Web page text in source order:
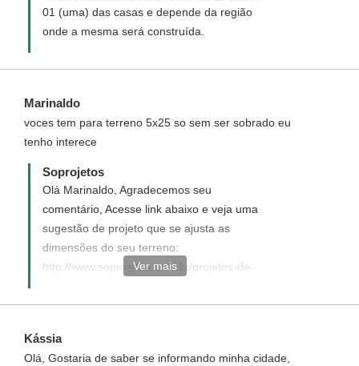
01 (uma) das casas e depende da região
onde a mesma será construída.
Marinaldo
voces tem para terreno 5x25 so sem ser sobrado eu
tenho interece
Soprojetos
Olá Marinaldo, Agradecemos seu
comentário, Acesse link abaixo e veja uma
sugestão de projeto que se ajusta as
dimensões do seu terreno:
http://www.soprojetos.com.br/projetos-de-
Ver mais
Kássia
Olá, Gostaria de saber se informando minha cidade,